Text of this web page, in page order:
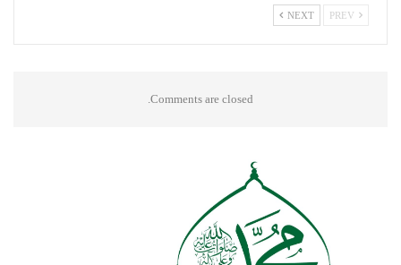
NEXT
Comments are closed.